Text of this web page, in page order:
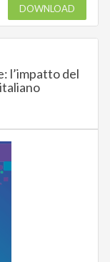
DOWNLOAD
l’impatto del